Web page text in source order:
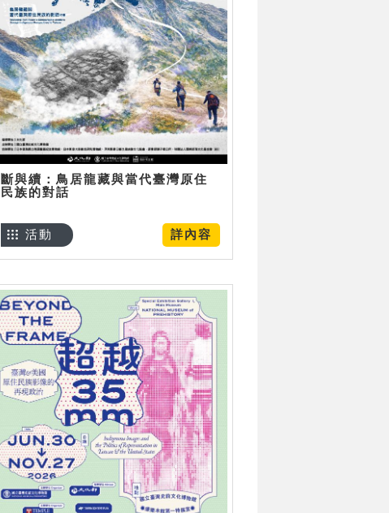
斷與續：鳥居龍藏與當代臺灣原住
民族的對話
詳內容
活動